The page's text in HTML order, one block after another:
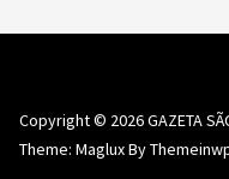
Copyright © 2026GAZETA
Theme: Maglux By